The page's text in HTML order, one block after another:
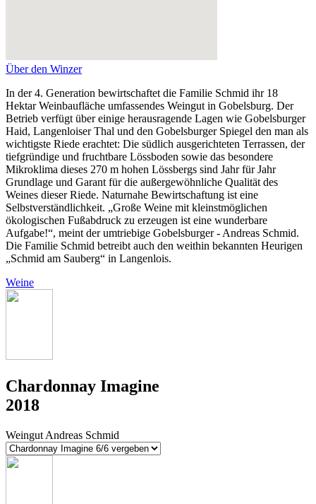
Über den Winzer
In der 4. Generation bewirtschaftet die Familie Schmid ihr 18
Hektar Weinbaufläche umfassendes Weingut in Gobelsburg. Der
Betrieb verfügt über einige herausragende Lagen wie Gobelsburger
Haid, Langenloiser Thal und den Gobelsburger Spiegel den man als
wichtigste Riede erachtet: Die südlich ausgerichteten Terrassen, der
tiefgründige und fruchtbare Lössboden sowie das besondere
Mikroklima dieses 270 m hohen Lössbergs sind Jahr für Jahr
Grundlage und Garant für die außergewöhnliche Qualität des
Weines dieser Riede. Naturnahe Bewirtschaftung ist eine
Selbstverständlichkeit. „Große Weine mit kleinstmöglichen
ökologischen Fußabdruck zu erzeugen ist eine wunderbare
Aufgabe!“, meint der umtriebige Gobelsburger - Andreas Schmid.
Die Familie Schmid betreibt auch den weithin bekannten Heurigen
„Schmid am Sauberg“ in Langenlois.
Weine
Chardonnay Imagine
2018
Weingut Andreas Schmid